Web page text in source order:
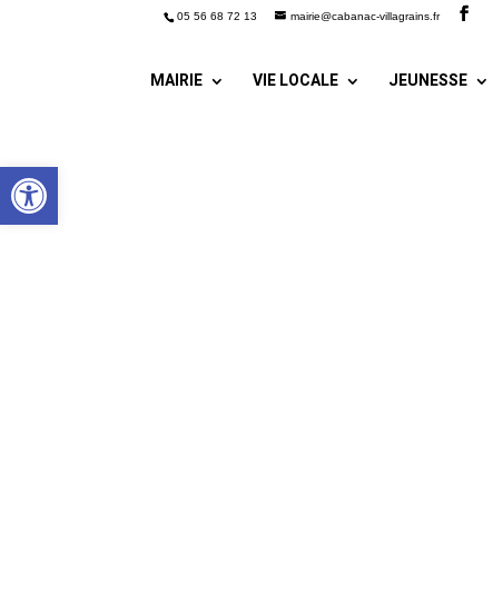
Ouvrir la barre d’outils
05 56 68 72 13 mairie@cabanac-villagrains.fr
MAIRIE VIE LOCALE JEUNESSE